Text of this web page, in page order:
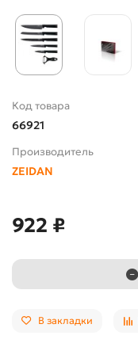
Код товара
66921
Производитель
ZEIDAN
922 ₽
В закладки